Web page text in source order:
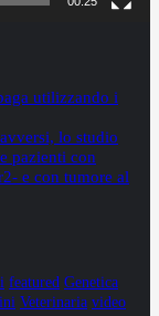
utilizzando i
lo studio
pazienti con
e con tumore al
featured Genetica
Veterinaria video